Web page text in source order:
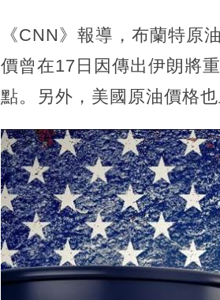
《CNN》報導，布蘭特原
價曾在17日因傳出伊朗將
點。另外，美國原油價格